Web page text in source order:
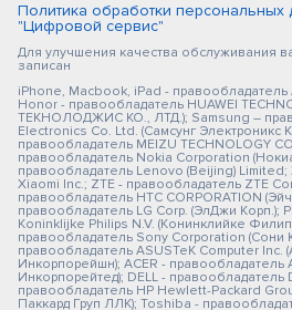
Политика обработки
"Цифровой сервис"
Для улучшения качества обслуживания
записан
iPhone, Macbook, iPad - правообладатель
Honor - правообладатель HUAWEI
ТЕКНОЛОДЖИС КО., ЛТД.); Samsung –
Electronics Co. Ltd. (Самсунг Электроникс
правообладатель MEIZU TECHNOLOGY
правообладатель Nokia Corporation
правообладатель Lenovo (Beijing)
Xiaomi Inc.; ZTE - правообладатель ZTE
правообладатель HTC CORPORATION
правообладатель LG Corp. (ЭлДжи Корп.);
Koninklijke Philips N.V. (Конинклийке
правообладатель Sony Corporation (Сони
правообладатель ASUSTeK Computer Inc.
Инкорпорейшн); ACER -
Инкорпорейтед); DELL - правообладатель
правообладатель HP Hewlett-Packard
Паккард Груп ЛЛК); Toshiba -